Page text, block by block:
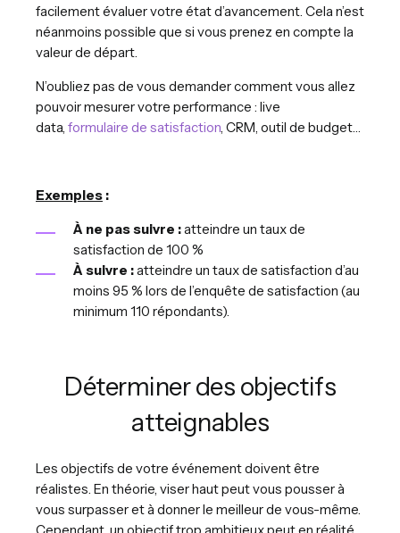
facilement évaluer votre état d’avancement. Cela n’est
néanmoins possible que si vous prenez en compte la
valeur de départ.
N’oubliez pas de vous demander comment vous allez
pouvoir mesurer votre performance : live
data, formulaire de satisfaction , CRM, outil de budget…
Exemples :
À ne pas suivre :atteindre un taux de
satisfaction de 100 %
À suivre :atteindre un taux de satisfaction d’au
moins 95 % lors de l’enquête de satisfaction (au
minimum 110 répondants).
Déterminer des objectifs
atteignables
Les objectifs de votre événement doivent être
réalistes. En théorie, viser haut peut vous pousser à
vous surpasser et à donner le meilleur de vous-même.
Cependant, un objectif trop ambitieux peut en réalité